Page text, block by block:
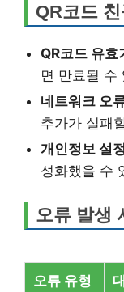
QR코드
QR코드 유효
면 만료될 수
네트워크 오
추가가 실패
개인정보 설
성화했을 수
오류 발생
오류 유형